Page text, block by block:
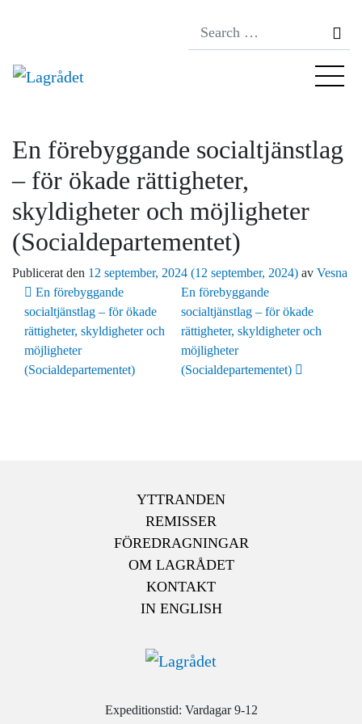
En förebyggande socialtjänstlag
– för ökade rättigheter,
skyldigheter och möjligheter
(Socialdepartementet)
Publicerat den 12 september, 2024 (12 september, 2024) av Vesna
Inläggsnavigering
En förebyggande
socialtjänstlag – för ökade
rättigheter, skyldigheter och
möjligheter
(Socialdepartementet)
En förebyggande
socialtjänstlag – för ökade
rättigheter, skyldigheter och
möjligheter
(Socialdepartementet)
YTTRANDEN
REMISSER
FÖREDRAGNINGAR
OM LAGRÅDET
KONTAKT
IN ENGLISH
Expeditionstid: Vardagar 9-12